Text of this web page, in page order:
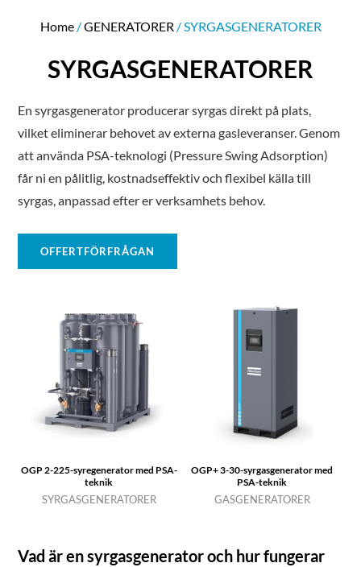
Home/GENERATORER / SYRGASGENERATORER
SYRGASGENERATORER
En syrgasgenerator producerar syrgas direkt på plats,
vilket eliminerar behovet av externa gasleveranser. Genom
att använda PSA-teknologi (Pressure Swing Adsorption)
får ni en pålitlig, kostnadseffektiv och flexibel källa till
syrgas, anpassad efter er verksamhets behov.
OFFERTFÖRFRÅGAN
OGP 2-225-syregenerator med PSA-
teknik
SYRGASGENERATORER
OGP+ 3-30-syrgasgenerator med
PSA-teknik
GASGENERATORER
Vad är en syrgasgenerator och hur fungerar